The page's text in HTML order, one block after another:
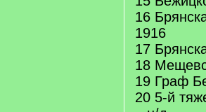
16
1916
17
18
19 Граф
20 5-й